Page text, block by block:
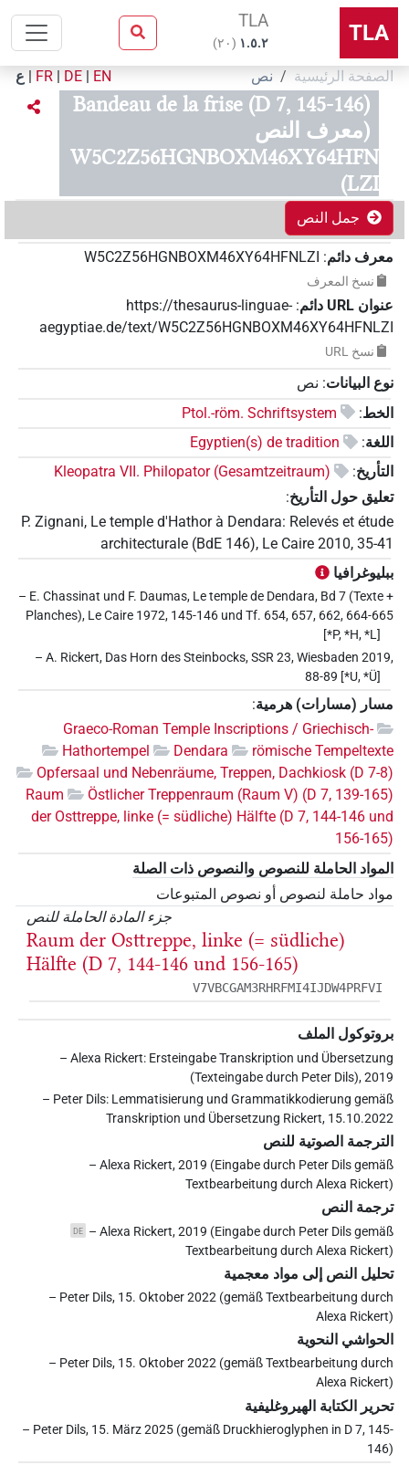
TLA
TLA
۱.٥.٢ (٢٠)
الصفحة الرئيسية نص EN
|
DE
|
FR
| ع
Bandeau de la frise (D 7, 145-146)
(معرف النص
W5C2Z56HGNBOXM46XY64HFN
LZI)
جمل النص
معرف دائم:
W5C2Z56HGNBOXM46XY64HFNLZI
نسخ المعرف
عنوان‏ ‏URL‏ دائم :
https://thesaurus-linguae-
aegyptiae.de/text/W5C2Z56HGNBOXM46XY64HFNLZI
نسخ‏ ‏URL
نوع البيانات: نص
الخط:
Ptol.-röm. Schriftsystem
اللغة:
Egyptien(s) de tradition
التأريخ:
Kleopatra VII. Philopator (Gesamtzeitraum)
تعليق حول التأريخ:
P. Zignani, Le temple d'Hathor à Dendara: Relevés et étude
architecturale (BdE 146), Le Caire 2010, 35-41
ببليوغرافيا
– E. Chassinat und F. Daumas, Le temple de Dendara, Bd 7 (Texte +
Planches), Le Caire 1972, 145-146 und Tf. 654, 657, 662, 664-665
[*P, *H, *L]
– A. Rickert, Das Horn des Steinbocks, SSR 23, Wiesbaden 2019,
88-89 [*U, *Ü]
مسار (مسارات) هرمية:
Graeco-Roman Temple Inscriptions / Griechisch-
römische Tempeltexte
Dendara
Hathortempel
Opfersaal und Nebenräume, Treppen, Dachkiosk (D 7-8)
Östlicher Treppenraum (Raum V) (D 7, 139-165)
Raum
der Osttreppe, linke (= südliche) Hälfte (D 7, 144-146 und
156-165)
المواد الحاملة للنصوص والنصوص ذات الصلة
مواد حاملة لنصوص أو نصوص المتبوعات
جزء المادة الحاملة للنص
Raum der Osttreppe, linke (= südliche)
Hälfte (D 7, 144-146 und 156-165)
V7VBCGAM3RHRFMI4IJDW4PRFVI
بروتوكول الملف
– Alexa Rickert: Ersteingabe Transkription und Übersetzung
(Texteingabe durch Peter Dils), 2019
– Peter Dils: Lemmatisierung und Grammatikkodierung gemäß
Transkription und Übersetzung Rickert, 15.10.2022
الترجمة الصوتية للنص
– Alexa Rickert, 2019 (Eingabe durch Peter Dils gemäß
Textbearbeitung durch Alexa Rickert)
ترجمة النص
DE
– Alexa Rickert, 2019 (Eingabe durch Peter Dils gemäß
Textbearbeitung durch Alexa Rickert)
تحليل النص إلى مواد معجمية
– Peter Dils, 15. Oktober 2022 (gemäß Textbearbeitung durch
Alexa Rickert)
الحواشي النحوية
– Peter Dils, 15. Oktober 2022 (gemäß Textbearbeitung durch
Alexa Rickert)
تحرير الكتابة الهيروغليفية
– Peter Dils, 15. März 2025 (gemäß Druckhieroglyphen in D 7, 145-
146)